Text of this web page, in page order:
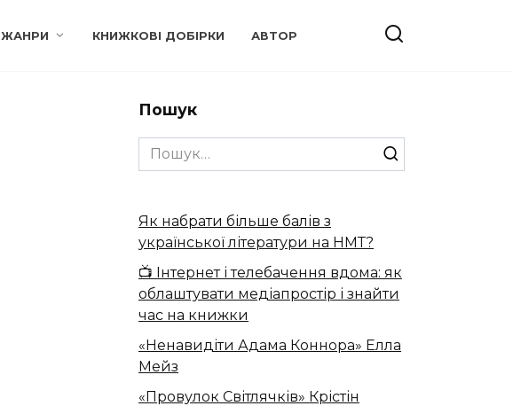
ЖАНРИ КНИЖКОВІ ДОБІРКИ АВТОР
Пошук
Search
for:
Як набрати більше балів з
української літератури на НМТ?
📺 Інтернет і телебачення вдома: як
облаштувати медіапростір і знайти
час на книжки
«Ненавидіти Адама Коннора» Елла
Мейз
«Провулок Світлячків» Крістін